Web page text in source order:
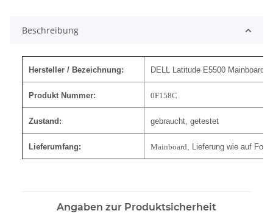
Beschreibung
Hersteller / Bezeichnung: DELL Latitude E5500 Mainboard
Produkt Nummer: 0F158C
Zustand: gebraucht, getestet
Lieferumfang: Mainboard, Lieferung wie auf Foto
Angaben zur Produktsicherheit